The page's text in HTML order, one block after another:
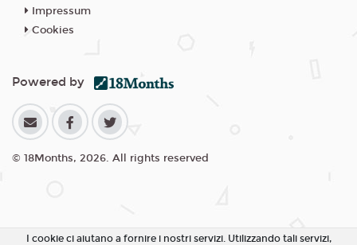
Impressum
Cookies
Powered by
© 18Months, 2026. All rights reserved
I cookie ci aiutano a fornire i nostri servizi. Utilizzando tali servizi,